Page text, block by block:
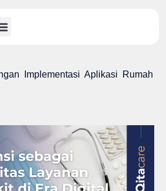
Implementasi Aplikasi Rumah